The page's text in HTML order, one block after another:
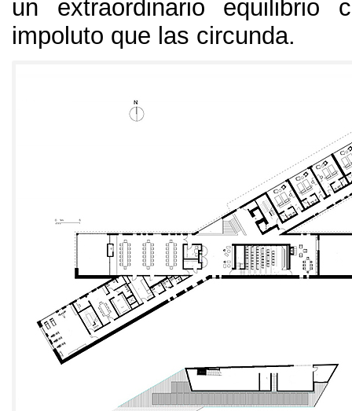
un extraordinario equilibrio
impoluto que las circunda.